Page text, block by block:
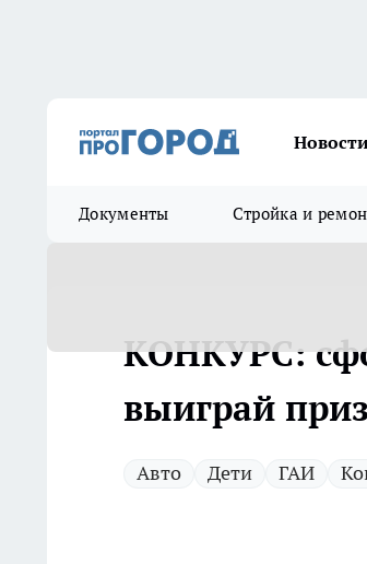
Документы Стройка и
КОНКУРС:
выиграй
Авто Дети ГАИ